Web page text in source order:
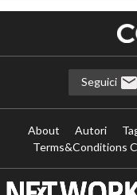
Seguici
About Autori
Terms&Conditions